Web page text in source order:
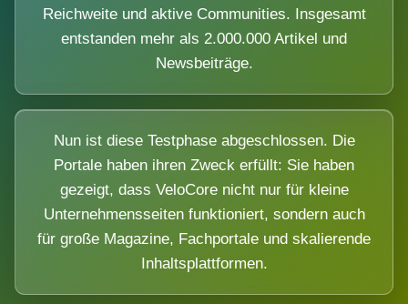
Reichweite und aktive Communities. Insgesamt
entstanden mehr als 2.000.000 Artikel und
Newsbeiträge.
Nun ist diese Testphase abgeschlossen. Die
Portale haben ihren Zweck erfüllt: Sie haben
gezeigt, dass VeloCore nicht nur für kleine
Unternehmensseiten funktioniert, sondern auch
für große Magazine, Fachportale und skalierende
Inhaltsplattformen.